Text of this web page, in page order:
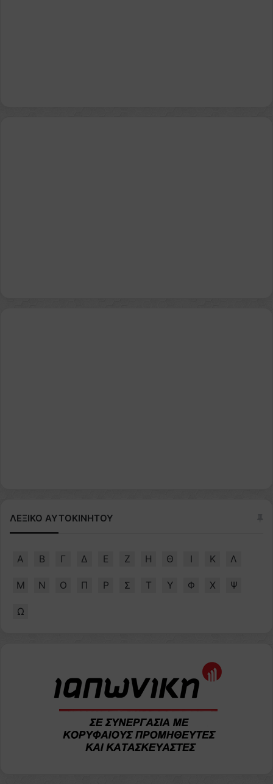
ΛΕΞΙΚΟ ΑΥΤΟΚΙΝΗΤΟΥ
Α Β Γ Δ Ε Ζ Η Θ Ι Κ Λ
Μ Ν Ο Π Ρ Σ Τ Υ Φ Χ Ψ
Ω